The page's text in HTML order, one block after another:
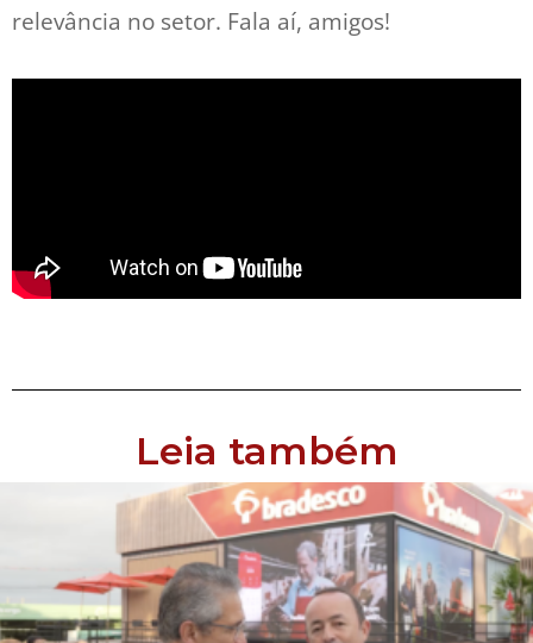
relevância no setor. Fala aí, amigos!
Leia também